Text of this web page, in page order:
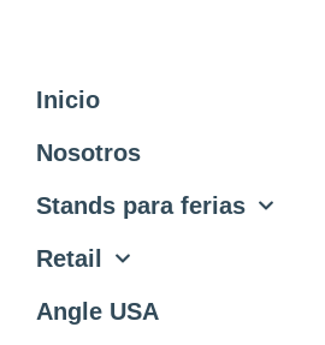
Inicio
Nosotros
Stands para ferias
Retail
Angle USA